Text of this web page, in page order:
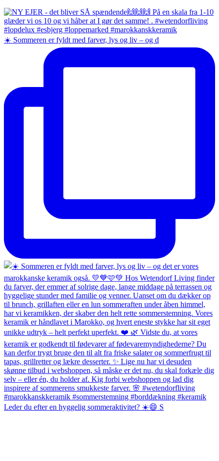
☀️ Sommeren er fyldt med farver, lys og liv – og d
Leder du efter en hyggelig sommeraktivitet? ☀️😄 S